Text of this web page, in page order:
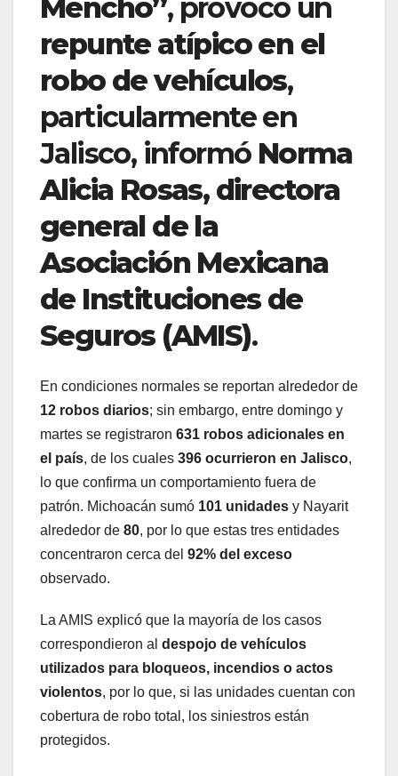
Mencho”, provocó un
repunte atípico en el
robo de vehículos,
particularmente en
Jalisco, informó Norma
Alicia Rosas, directora
general de la
Asociación Mexicana
de Instituciones de
Seguros (AMIS).
En condiciones normales se reportan alrededor de
12 robos diarios; sin embargo, entre domingo y
martes se registraron 631 robos adicionales en
el país, de los cuales 396 ocurrieron en Jalisco,
lo que confirma un comportamiento fuera de
patrón. Michoacán sumó 101 unidades y Nayarit
alrededor de 80, por lo que estas tres entidades
concentraron cerca del 92% del exceso
observado.
La AMIS explicó que la mayoría de los casos
correspondieron al despojo de vehículos
utilizados para bloqueos, incendios o actos
violentos, por lo que, si las unidades cuentan con
cobertura de robo total, los siniestros están
protegidos.